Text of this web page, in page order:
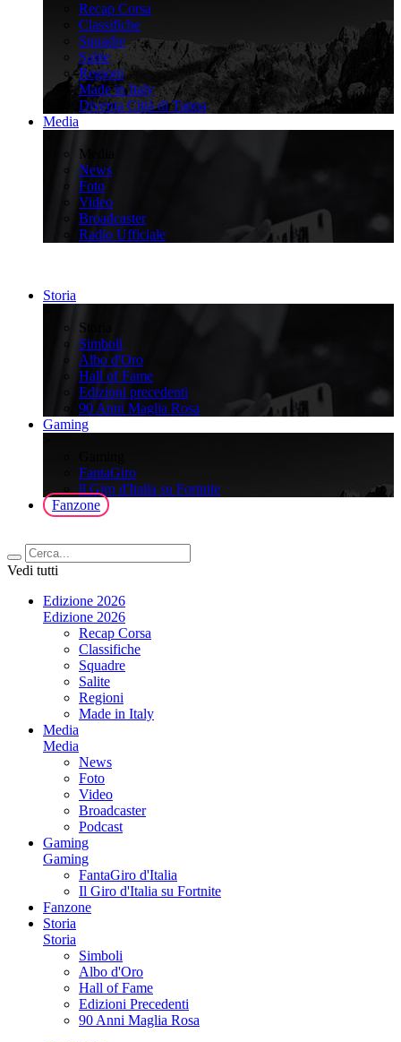
Recap Corsa
Classifiche
Squadre
Salite
Regioni
Made in Italy
Diventa Città di Tappa
Media
Media
News
Foto
Video
Broadcaster
Radio Ufficiale
Storia
Storia
Simboli
Albo d'Oro
Hall of Fame
Edizioni precedenti
90 Anni Maglia Rosa
Gaming
FantaGiro
ll Giro d'Italia su Fortnite
Fanzone
Vedi tutti
Edizione 2026
Edizione 2026
Recap Corsa
Classifiche
Squadre
Salite
Regioni
Made in Italy
Media
Media
News
Foto
Video
Broadcaster
Podcast
Gaming
Gaming
FantaGiro d'Italia
Il Giro d'Italia su Fortnite
Fanzone
Storia
Storia
Simboli
Albo d'Oro
Hall of Fame
Edizioni Precedenti
90 Anni Maglia Rosa